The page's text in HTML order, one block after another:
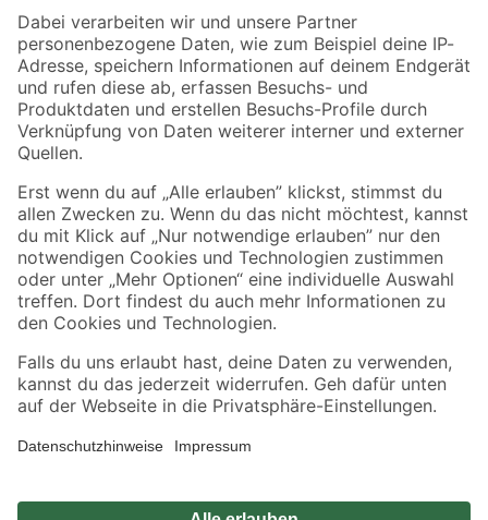
Zahlungsarten Versandarten
Sicher einkaufen
Jetzt die toom-App herunterladen
Alle Preisangaben in EUR inkl. gesetzl. MwSt.. Die dargestellten Angebote sind unter
Umständen nicht in allen Märkten verfügbar. Die angegebenen Verfügbarkeiten beziehen
Produkte nur solange der Vorrat reicht.
*Paketversand ab 59 € versandkostenfrei, gilt nicht für Artikel mit Speditionsversand, hier
Privatsphäre Impressum